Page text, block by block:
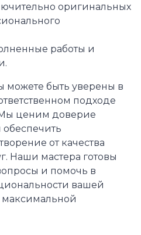
оригинальных
работы и
можете быть уверены в
подходе
ценим доверие
от качества
Наши мастера готовы
и помочь в
вашей